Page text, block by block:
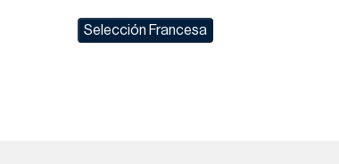
Selección Francesa